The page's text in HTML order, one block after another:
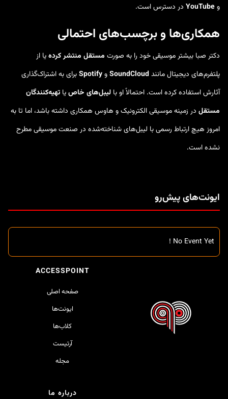
وYouTube در دسترس است.
همکاری‌ها و برچسب‌های احتمالی
دکتر صبا بیشتر موسیقی خود را به صورت مستقل منتشر کردهیا از
پلتفرم‌های دیجیتال مانندSoundCloudوSpotifyبرای به اشتراک‌گذاری
آثارش استفاده کرده است. احتمالاً او با لیبل‌های خاصیا تهیه‌کنندگان
مستقل در زمینه موسیقی الکترونیک و هاوس همکاری داشته باشد، اما تا به
امروز هیچ ارتباط رسمی با لیبل‌های شناخته‌شده در صنعت موسیقی مطرح
نشده است.
ایونت‌های پیش‌رو
No Event Yet !
ACCESSPOINT
صفحه اصلی
ایونت‌ها
کلاب‌ها
آرتیست
مجله
درباره ما